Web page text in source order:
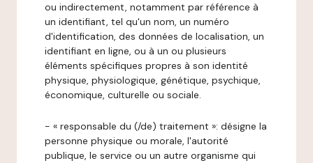
ou indirectement, notamment par référence à
un identifiant, tel qu'un nom, un numéro
d'identification, des données de localisation, un
identifiant en ligne, ou à un ou plusieurs
éléments spécifiques propres à son identité
physique, physiologique, génétique, psychique,
économique, culturelle ou sociale.
- « responsable du (/de) traitement »: désigne la
personne physique ou morale, l'autorité
publique, le service ou un autre organisme qui